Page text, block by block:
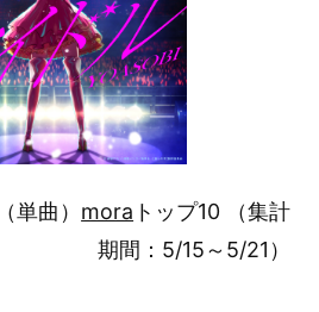
単曲） mora トップ10 （集計
期間：5/15～5/21）